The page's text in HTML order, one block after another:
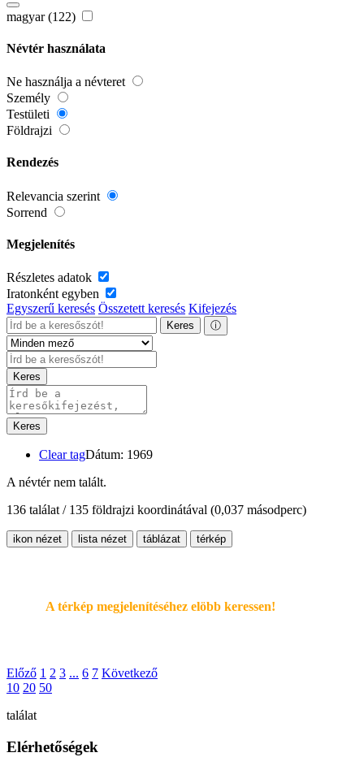
magyar (122)
Névtér használata
Ne használja a névteret
Személy
Testületi
Földrajzi
Rendezés
Relevancia szerint
Sorrend
Megjelenítés
Részletes adatok
Iratonként egyben
Egyszerű keresés Összetett keresés Kifejezés
Keres ⓘ
Keres
Keres
Clear tagDátum: 1969
A névtér nem talált.
136 találat / 135 földrajzi koordinátával (0,037 másodperc)
ikon nézet lista nézet táblázat térkép
A térkép megjelenítéséhez elöbb keressen!
Előző 1 2 3 ... 6 7 Következő
10 20 50
találat
Elérhetőségek